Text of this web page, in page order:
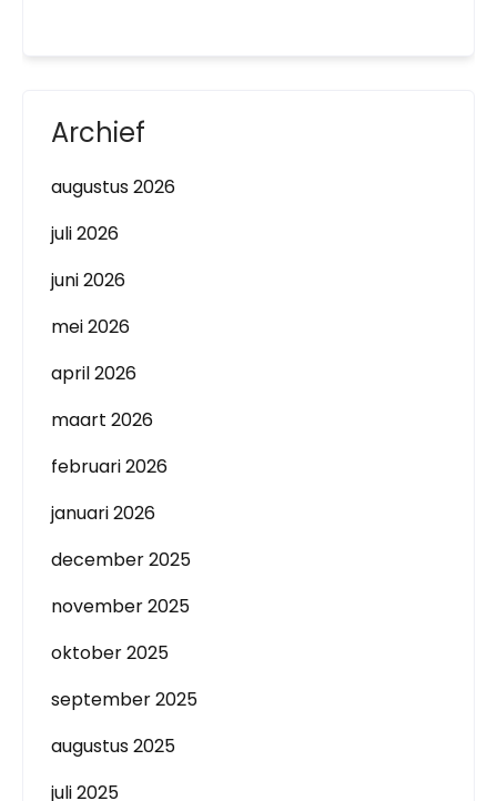
Archief
augustus 2026
juli 2026
juni 2026
mei 2026
april 2026
maart 2026
februari 2026
januari 2026
december 2025
november 2025
oktober 2025
september 2025
augustus 2025
juli 2025